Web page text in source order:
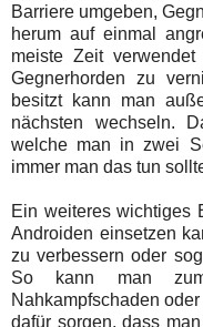
Barriere umgeben,
herum auf einmal
meiste Zeit
Gegnerhorden zu
besitzt kann man
nächsten wechseln.
welche man in zwei
immer man das tun
Ein weiteres wichtiges
Androiden einsetzen
zu verbessern oder
So kann man
Nahkampfschaden
dafür sorgen, dass